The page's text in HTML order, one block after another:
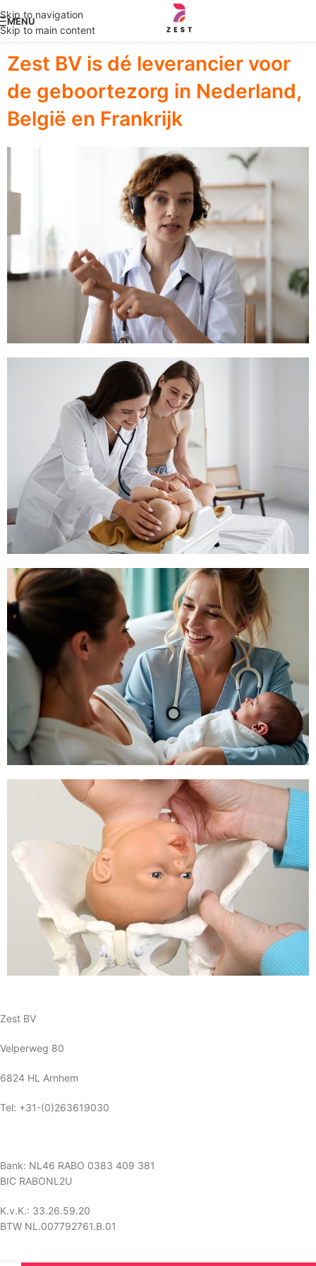
Skip to navigation
Skip to main content
MENU
Zest BV is dé leverancier voor
de geboortezorg in Nederland,
België en Frankrijk
Zest BV
Velperweg 80
6824 HL Arnhem
Tel: +31-(0)263619030
Bank: NL46 RABO 0383 409 381
BIC RABONL2U
K.v.K.: 33.26.59.20
BTW NL.007792761.B.01